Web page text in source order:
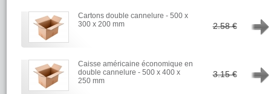
Cartons double cannelure - 500 x
300 x 200 mm
2.58 €
Caisse américaine économique en
double cannelure - 500 x 400 x
250 mm
3.15 €